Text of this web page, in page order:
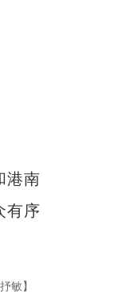
港南
有序
敏】